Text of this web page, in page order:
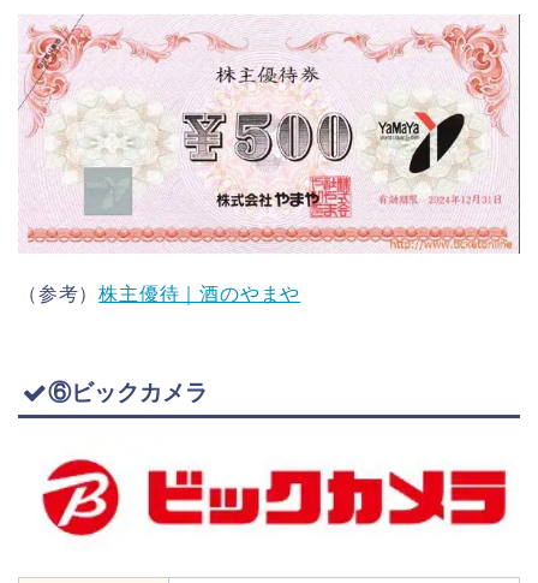
（参考）株主優待｜酒のやまや
⑥ビックカメラ